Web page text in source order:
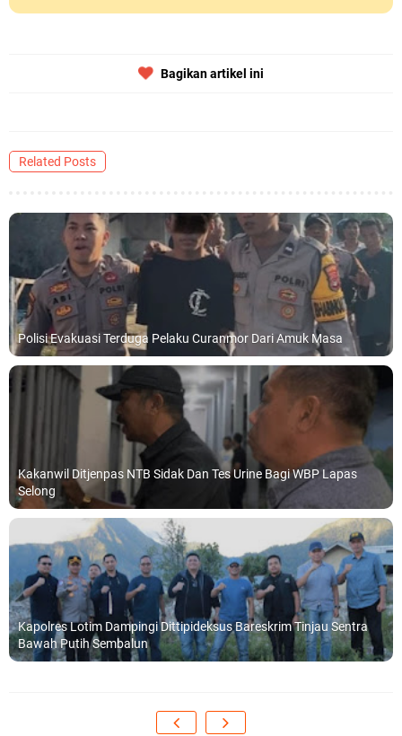
Bagikan artikel ini
Related Posts
Polisi Evakuasi Terduga Pelaku Curanmor Dari Amuk Masa
Kakanwil Ditjenpas NTB Sidak Dan Tes Urine Bagi WBP Lapas
Selong
Kapolres Lotim Dampingi Dittipideksus Bareskrim Tinjau Sentra
Bawah Putih Sembalun